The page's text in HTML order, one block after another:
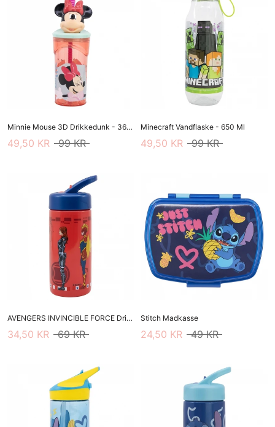
Minnie Mouse 3D Drikkedunk - 360ml
49,50 KR 99 KR
Minecraft Vandflaske - 650 Ml
49,50 KR 99 KR
AVENGERS INVINCIBLE FORCE Drikkedunk - 410 Ml
34,50 KR 69 KR
Stitch Madkasse
24,50 KR 49 KR